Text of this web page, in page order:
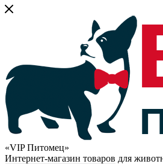
«VIP Питомец»
Интернет-магазин товаров для